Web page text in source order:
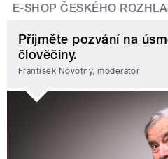
E-SHOP ČESKÉHO
Přijměte pozvání na
člověčiny.
František Novotný, moderátor